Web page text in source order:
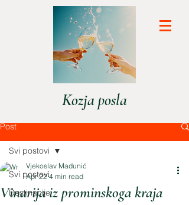
Kozja posla
Post
Svi postovi
Destinacije
Svi postovi
Vinarija iz prominskoga kraja
Vjekoslav Madunić
Apr 22 4 min read